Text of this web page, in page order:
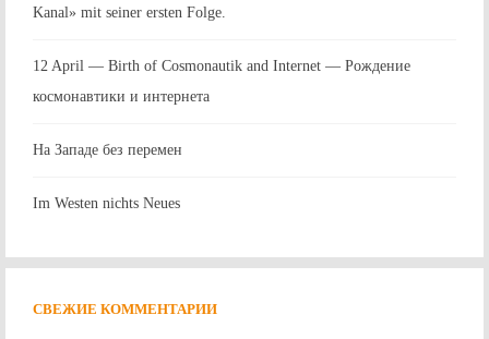
Kanal» mit seiner ersten Folge.
12 April — Birth of Cosmonautik and Internet — Рождение
космонавтики и интернета
На Западе без перемен
Im Westen nichts Neues
СВЕЖИЕ КОММЕНТАРИИ